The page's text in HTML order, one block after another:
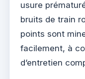
usure
bruits de train
points sont
facilement, à
d’entretien